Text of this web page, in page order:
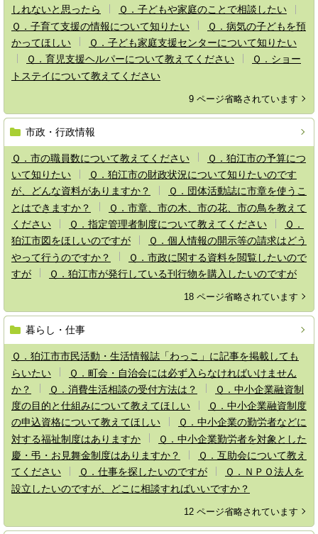
しれないと思ったら
Ｑ．子どもや家庭のことで相談したい
Ｑ．子育て支援の情報について知りたい
Ｑ．病気の子どもを預
かってほしい
Ｑ．子ども家庭支援センターについて知りたい
Ｑ．育児支援ヘルパーについて教えてください
Ｑ．ショー
トステイについて教えてください
9 ページ省略されています
市政・行政情報
Ｑ．市の職員数について教えてください
Ｑ．狛江市の予算につ
いて知りたい
Ｑ．狛江市の財政状況について知りたいのです
が、どんな資料がありますか？
Ｑ．団体活動誌に市章を使うこ
とはできますか？
Ｑ．市章、市の木、市の花、市の鳥を教えて
ください
Ｑ．指定管理者制度について教えてください
Ｑ．
狛江市図をほしいのですが
Ｑ．個人情報の開示等の請求はどう
やって行うのですか？
Ｑ．市政に関する資料を閲覧したいので
すが
Ｑ．狛江市が発行している刊行物を購入したいのですが
18 ページ省略されています
暮らし・仕事
Ｑ．狛江市市民活動・生活情報誌「わっこ」に記事を掲載しても
らいたい
Ｑ．町会・自治会には必ず入らなければいけません
か？
Ｑ．消費生活相談の受付方法は？
Ｑ．中小企業融資制
度の目的と仕組みについて教えてほしい
Ｑ．中小企業融資制度
の申込資格について教えてほしい
Ｑ．中小企業の勤労者などに
対する福祉制度はありますか
Ｑ．中小企業勤労者を対象とした
慶・弔・お見舞金制度はありますか？
Ｑ．互助会について教え
てください
Ｑ．仕事を探したいのですが
Ｑ．ＮＰＯ法人を
設立したいのですが、どこに相談すればいいですか？
12 ページ省略されています